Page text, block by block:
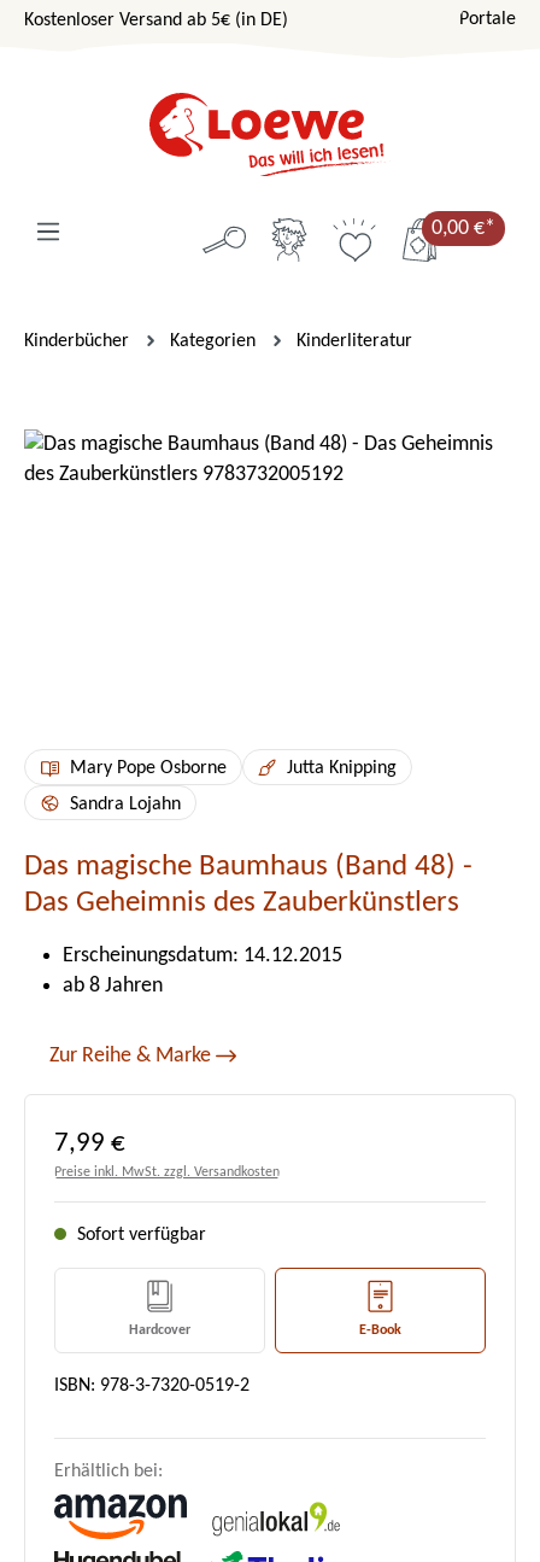
Zum Hauptinhalt springen
Kostenloser Versand ab 5€ (in DE) Portale
0,00 €*
Kinderbücher Kategorien Kinderliteratur
Bildergalerie überspringen
Mary Pope Osborne
Jutta Knipping
Sandra Lojahn
Das magische Baumhaus (Band 48) -
Das Geheimnis des Zauberkünstlers
Erscheinungsdatum: 14.12.2015
ab 8 Jahren
Zur Reihe & Marke
Regulärer Preis:
7,99 €
Preise inkl. MwSt. zzgl. Versandkosten
Sofort verfügbar
Hardcover E-Book
ISBN: 978-3-7320-0519-2
Erhältlich bei: